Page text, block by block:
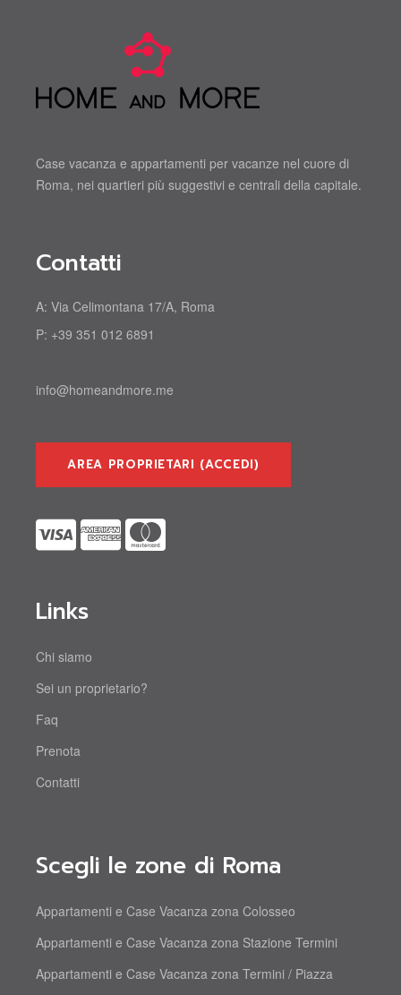
Case vacanza e appartamenti per vacanze nel cuore di
Roma, nei quartieri più suggestivi e centrali della capitale.
Contatti
A:Via Celimontana 17/A, Roma
P: +39 351 012 6891
info@homeandmore.me
AREA PROPRIETARI (ACCEDI)
Links
Chi siamo
Sei un proprietario?
Faq
Prenota
Contatti
Scegli le zone di Roma
Appartamenti e Case Vacanza zona Colosseo
Appartamenti e Case Vacanza zona Stazione Termini
Appartamenti e Case Vacanza zona Termini / Piazza